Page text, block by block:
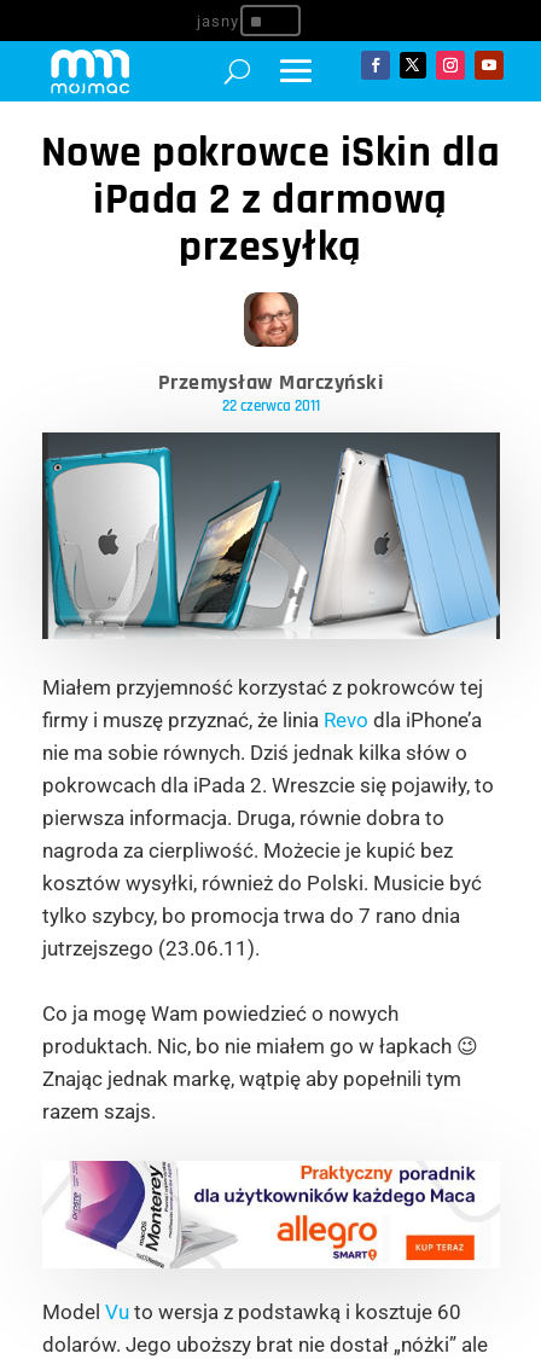
^
Nowe pokrowce iSkin dla
iPada 2 z darmową
przesyłką
Przemysław Marczyński
22 czerwca 2011
Miałem przyjemność korzystać z pokrowców tej
firmy i muszę przyznać, że linia Revo dla iPhone’a
nie ma sobie równych. Dziś jednak kilka słów o
pokrowcach dla iPada 2. Wreszcie się pojawiły, to
pierwsza informacja. Druga, równie dobra to
nagroda za cierpliwość. Możecie je kupić bez
kosztów wysyłki, również do Polski. Musicie być
tylko szybcy, bo promocja trwa do 7 rano dnia
jutrzejszego (23.06.11).
Co ja mogę Wam powiedzieć o nowych
produktach. Nic, bo nie miałem go w łapkach 😉
Znając jednak markę, wątpię aby popełnili tym
razem szajs.
Model Vuto wersja z podstawką i kosztuje 60
dolarów. Jego uboższy brat nie dostał „nóżki” ale